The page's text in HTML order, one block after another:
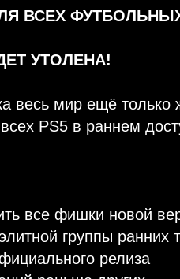
ВСЕХ
УТОЛЕНА!
мир ещё только
PS5 в раннем
все фишки новой
группы ранних
релиза